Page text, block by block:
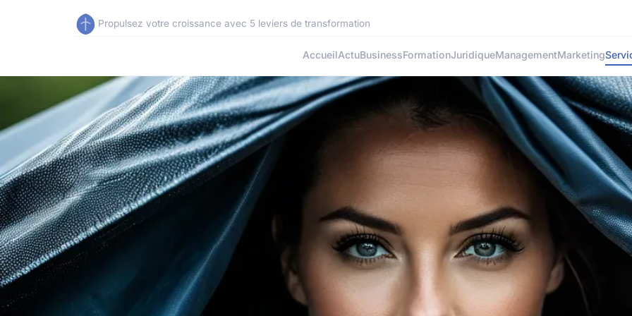
Propulsez votre croissance avec 5 leviers de transformation
AccueilActuBusinessFormationJuridiqueManagementMarketing